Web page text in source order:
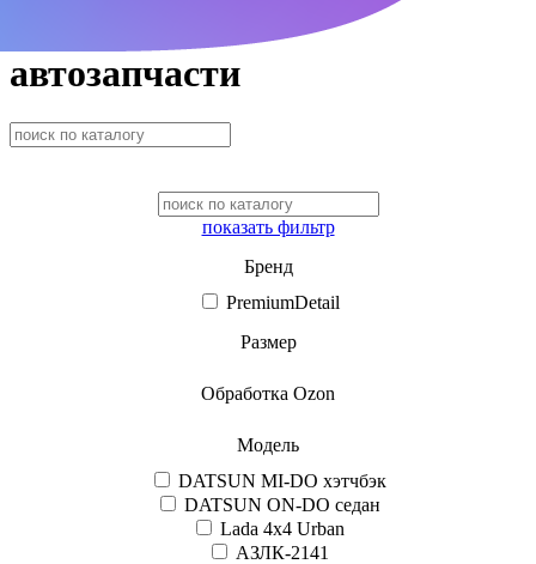
автозапчасти
показать фильтр
Бренд
PremiumDetail
Размер
Обработка Ozon
Модель
DATSUN MI-DO хэтчбэк
DATSUN ON-DO седан
Lada 4x4 Urban
АЗЛК-2141